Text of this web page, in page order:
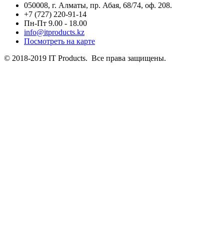
050008, г. Алматы, пр. Абая, 68/74, оф. 208.
+7 (727) 220-91-14
Пн-Пт 9.00 - 18.00
info@itproducts.kz
Посмотреть на карте
© 2018-2019 IT Products. Все права защищены.